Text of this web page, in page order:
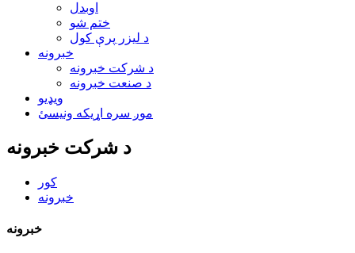
اوبدل
ختم شو
د لیزر پرې کول
خبرونه
د شرکت خبرونه
د صنعت خبرونه
ویډیو
موږ سره اړیکه ونیسئ
د شرکت خبرونه
کور
خبرونه
خبرونه